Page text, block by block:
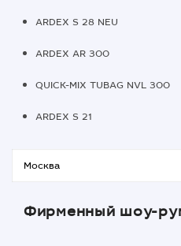
ARDEX S 28 NEU
ARDEX AR 300
QUICK-MIX TUBAG NVL 300
ARDEX S 21
Фирменный шоу-